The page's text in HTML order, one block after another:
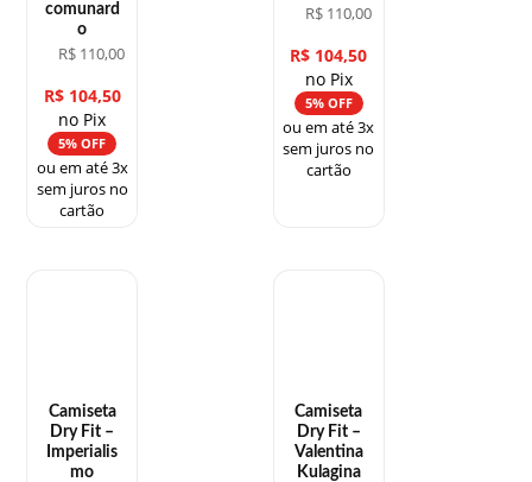
comunard
o
R$ 110,00
R$104,50
no Pix
5% OFF
ou em até 3x
sem juros no
cartão
R$110,00
R$ 104,50
no Pix
5% OFF
ou em até 3x
sem juros no
cartão
Camiseta
Dry Fit –
Imperialis
mo
Camiseta
Dry Fit –
Valentina
Kulagina